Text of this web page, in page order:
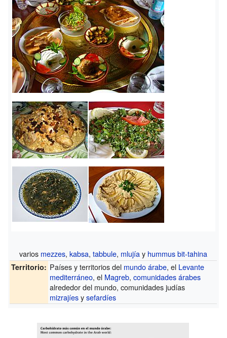
varios mezzes,kabsa,tabbule, mlujíay hummus bit-tahina
Territorio: Países y territorios del mundo árabe, el Levante
mediterráneo, el Magreb,comunidades árabes
alrededor del mundo, comunidades judías
mizrajíesysefardíes